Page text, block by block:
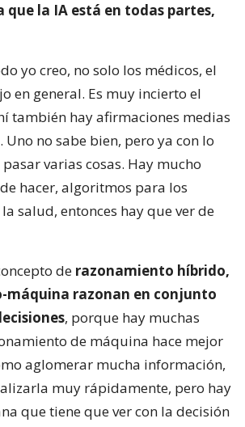
la IA está en todas partes,
yo creo, no solo los médicos, el
en general. Es muy incierto el
también hay afirmaciones medias
no sabe bien, pero ya con lo
varias cosas. Hay mucho
hacer, algoritmos para los
salud, entonces hay que ver de
de razonamiento híbrido,
máquina razonan en conjunto
, porque hay muchas
de máquina hace mejor
aglomerar mucha información,
muy rápidamente, pero hay
que tiene que ver con la decisión